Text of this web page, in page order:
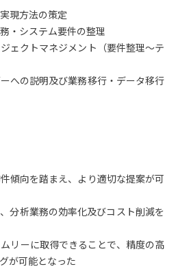
現方法の策定
・システム要件の整理
ェクトマネジメント（要件整理～テ
への説明及び業務移行・データ移行
傾向を踏まえ、より適切な提案が可
分析業務の効率化及びコスト削減を
リーに取得できることで、精度の高
が可能となった